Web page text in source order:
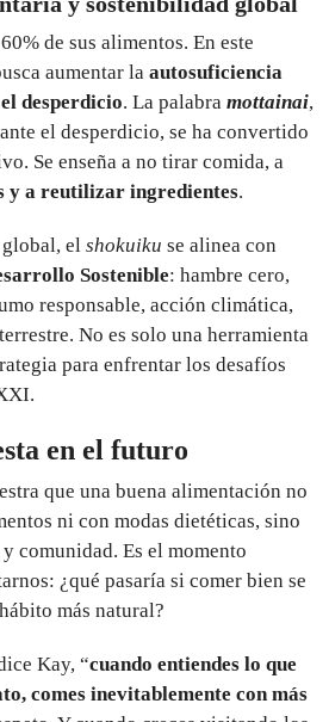
de sus alimentos. En este
aumentar la autosuficiencia
desperdicio. La palabra mottainai,
el desperdicio, se ha convertido
Se enseña a no tirar comida, a
y a reutilizar ingredientes.
global, el shokuiku se alinea con
Sostenible: hambre cero,
responsable, acción climática,
No es solo una herramienta
para enfrentar los desafíos
en el futuro
que una buena alimentación no
ni con modas dietéticas, sino
comunidad. Es el momento
¿qué pasaría si comer bien se
más natural?
Kay, “cuando entiendes lo que
comes inevitablemente con más